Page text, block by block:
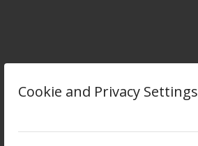
Cookie and Privacy Settings